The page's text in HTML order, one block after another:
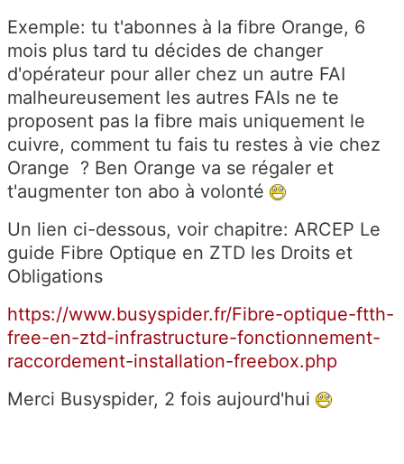
Exemple: tu t'abonnes à la fibre Orange, 6
mois plus tard tu décides de changer
d'opérateur pour aller chez un autre FAI
malheureusement les autres FAIs ne te
proposent pas la fibre mais uniquement le
cuivre, comment tu fais tu restes à vie chez
Orange ? Ben Orange va se régaler et
t'augmenter ton abo à volonté
Un lien ci-dessous, voir chapitre: ARCEP Le
guide Fibre Optique en ZTD les Droits et
Obligations
https://www.busyspider.fr/Fibre-optique-ftth-
free-en-ztd-infrastructure-fonctionnement-
raccordement-installation-freebox.php
Merci Busyspider, 2 fois aujourd'hui